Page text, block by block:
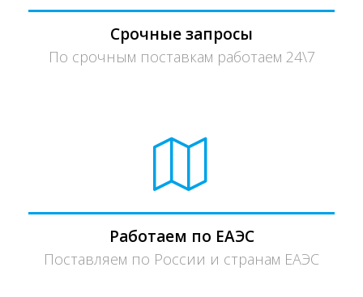
Срочные запросы
По срочным поставкам работаем 24\7
Работаем по ЕАЭС
Поставляем по России и странам ЕАЭС